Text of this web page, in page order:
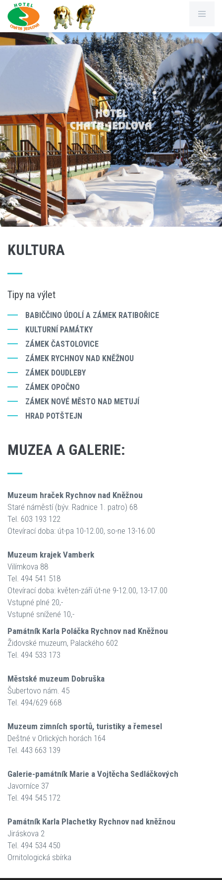
HOTEL
CHATA JEDLOVÁ
KULTURA
Tipy na výlet
BABIČČINO ÚDOLÍ A ZÁMEK RATIBOŘICE
KULTURNÍ PAMÁTKY
ZÁMEK ČASTOLOVICE
ZÁMEK RYCHNOV NAD KNĚŽNOU
ZÁMEK DOUDLEBY
ZÁMEK OPOČNO
ZÁMEK NOVÉ MĚSTO NAD METUJÍ
HRAD POTŠTEJN
MUZEA A GALERIE:
Muzeum hraček Rychnov nad Kněžnou
Staré náměstí (býv. Radnice 1. patro) 68
Tel. 603 193 122
Otevírací doba: út-pa 10-12.00, so-ne 13-16.00
Muzeum krajek Vamberk
Vilímkova 88
Tel. 494 541 518
Otevírací doba: květen-září út-ne 9-12.00, 13-17.00
Vstupné plné 20,-
Vstupné snížené 10,-
Památník Karla Poláčka Rychnov nad Kněžnou
Židovské muzeum, Palackého 602
Tel. 494 533 173
Městské muzeum Dobruška
Šubertovo nám. 45
Tel. 494/629 668
Muzeum zimních sportů, turistiky a řemesel
Deštné v Orlických horách 164
Tel. 443 663 139
Galerie-památník Marie a Vojtěcha Sedláčkových
Javorníce 37
Tel. 494 545 172
Památník Karla Plachetky Rychnov nad kněžnou
Jiráskova 2
Tel. 494 534 450
Ornitologická sbírka